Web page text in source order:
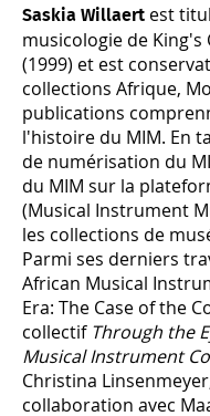
Saskia Willaert est
musicologie de King's
(1999) et est
collections Afrique,
publications
l'histoire du MIM. En
de numérisation du
du MIM sur la
(Musical Instrument
les collections de
Parmi ses derniers
African Musical
Era: The Case of the
collectif Through the
Musical Instrument
Christina
collaboration avec